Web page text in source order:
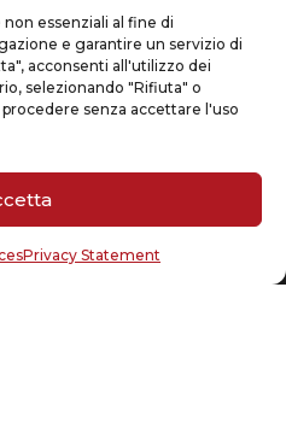
essenziali al fine di
e garantire un servizio di
acconsenti all'utilizzo dei
selezionando "Rifiuta" o
senza accettare l'uso
Privacy Statement